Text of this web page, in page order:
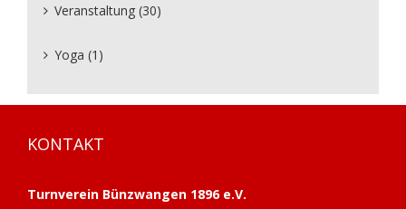
Veranstaltung (30)
Yoga (1)
KONTAKT
Turnverein Bünzwangen 1896 e.V.